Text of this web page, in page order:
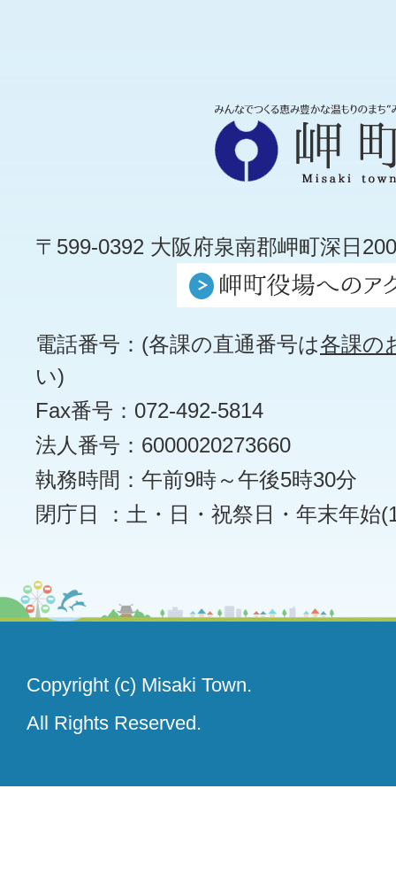
〒599-0392 大阪府泉南郡岬町深日
電話番号：(各課の直通番号は各課の
い)
Fax番号：072-492-5814
法人番号：6000020273660
執務時間：午前9時～午後5時30分
閉庁日 ：土・日・祝祭日・年末年始
Copyright (c) Misaki Town.
All Rights Reserved.